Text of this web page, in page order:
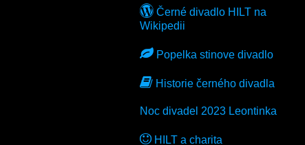
Černé divadlo HILT na
Wikipedii
Popelka stinove divadlo
Historie černého divadla
Noc divadel 2023 Leontinka
HILT a charita